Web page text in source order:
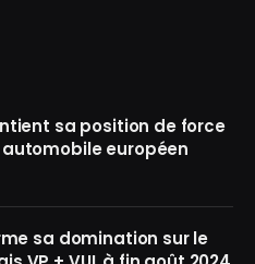
sa position de force
européen
sa domination sur le